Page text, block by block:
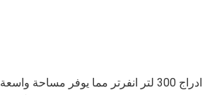
7 ادراج 300 لتر انفرتر مما يوفر